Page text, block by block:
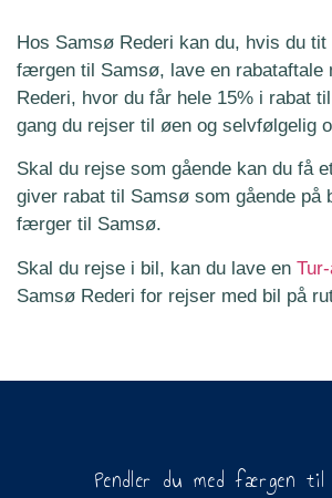
Hos Samsø Rederi kan du, hvis du
færgen til Samsø, lave en rabataftale
Rederi, hvor du får hele 15% i rabat
gang du rejser til øen og selvfølgelig
Skal du rejse som gående kan du få
giver rabat til Samsø som gående på
færger til Samsø.
Skal du rejse i bil, kan du lave en
Samsø Rederi for rejser med bil på
Pendler du med færgen til